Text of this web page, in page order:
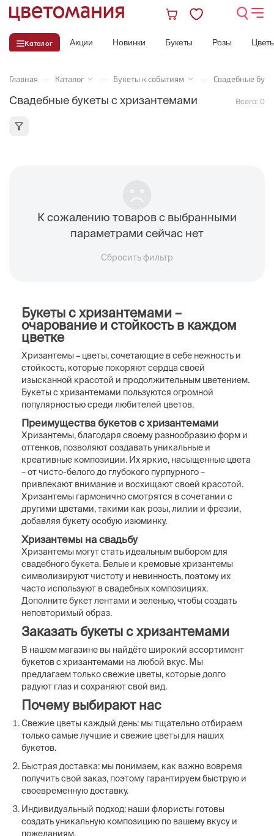
Каталог Акции Новинки Букеты Розы
Главная — Каталог — Букеты к событиям — Свадебные
Свадебные букеты с хризантемами Всего: 0
К сожалению товаров с выбранными
параметрами сейчас нет
Сбросить фильтр
Букеты с хризантемами –
очарование и стойкость в каждом
цветке
Хризантемы – цветы, сочетающие в себе нежность и
стойкость, которые покоряют сердца своей
изысканной красотой и продолжительным цветением.
Букеты с хризантемами пользуются огромной
популярностью среди любителей цветов.
Преимущества букетов с хризантемами
Хризантемы, благодаря своему разнообразию форм и
оттенков, позволяют создавать уникальные и
креативные композиции. Их яркие, насыщенные цвета
– от чисто-белого до глубокого пурпурного –
привлекают внимание и восхищают своей красотой.
Хризантемы гармонично смотрятся в сочетании с
другими цветами, такими как розы, лилии и фрезии,
добавляя букету особую изюминку.
Хризантемы на свадьбу
Хризантемы могут стать идеальным выбором для
свадебного букета. Белые и кремовые хризантемы
символизируют чистоту и невинность, поэтому их
часто используют в свадебных композициях.
Дополните букет лентами и зеленью, чтобы создать
неповторимый образ.
Заказать букеты с хризантемами
В нашем магазине вы найдёте широкий ассортимент
букетов с хризантемами на любой вкус. Мы
предлагаем только свежие цветы, которые долго
радуют глаз и сохраняют свой вид.
Почему выбирают нас
Свежие цветы каждый день: мы тщательно отбираем
только самые лучшие и свежие цветы для наших
букетов.
Быстрая доставка: мы понимаем, как важно вовремя
получить свой заказ, поэтому гарантируем быструю и
своевременную доставку.
Индивидуальный подход: наши флористы готовы
создать уникальную композицию по вашему вкусу и
пожеланиям.